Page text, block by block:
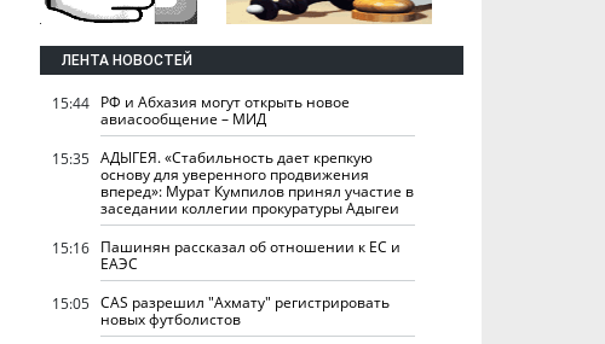
ЛЕНТА НОВОСТЕЙ
15:44 РФ и Абхазия могут открыть новое
авиасообщение – МИД
15:35 АДЫГЕЯ. «Стабильность дает крепкую
основу для уверенного продвижения
вперед»: Мурат Кумпилов принял участие в
заседании коллегии прокуратуры Адыгеи
15:16 Пашинян рассказал об отношении к ЕС и
ЕАЭС
15:05 CAS разрешил "Ахмату" регистрировать
новых футболистов